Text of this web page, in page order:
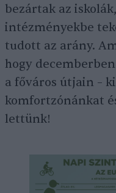
bezártak az
intézményekbe
tudott az arány.
hogy
a főváros útjain –
komfortzónánkat
lettünk!